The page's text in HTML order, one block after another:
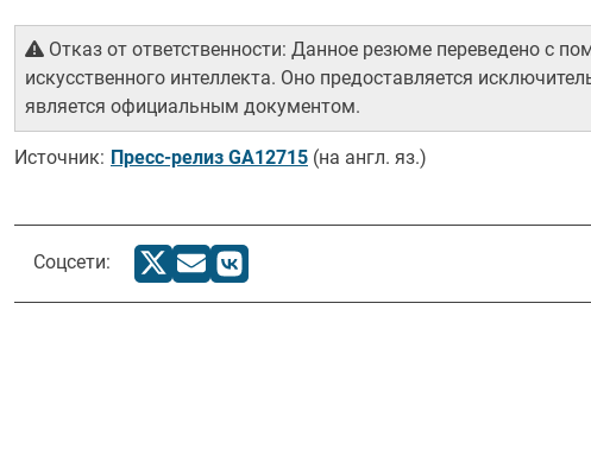
Отказ от ответственности: Данное резюме переведено с
искусственного интеллекта. Оно предоставляется
является официальным документом.
Источник: Пресс-релиз GA12715 (на англ. яз.)
Соцсети: